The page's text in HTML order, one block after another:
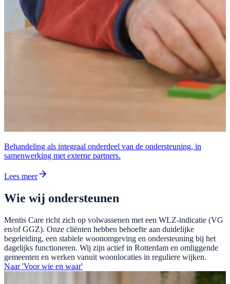
Behandeling als integraal onderdeel van de ondersteuning, in
samenwerking met externe partners.
Lees meer
Wie wij ondersteunen
Mentis Care richt zich op volwassenen met een WLZ-indicatie (VG
en/of GGZ). Onze cliënten hebben behoefte aan duidelijke
begeleiding, een stabiele woonomgeving en ondersteuning bij het
dagelijks functioneren. Wij zijn actief in Rotterdam en omliggende
gemeenten en werken vanuit woonlocaties in reguliere wijken.
Naar 'Voor wie en waar'